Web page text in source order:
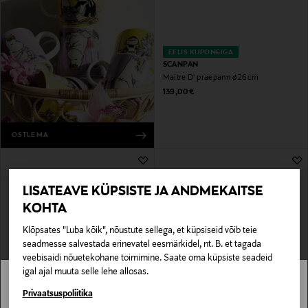
LISATEAVE KÜPSISTE JA ANDMEKAITSE
KOHTA
Klõpsates "Luba kõik", nõustute sellega, et küpsiseid võib teie
seadmesse salvestada erinevatel eesmärkidel, nt. B. et tagada
veebisaidi nõuetekohane toimimine. Saate oma küpsiste seadeid
igal ajal muuta selle lehe allosas.
Privaatsuspoliitika
OSTLEMA
EELIS KUPONGIGA
SCANPAN
Maitre D' praepann ø 26 cm
Original Price
139,00 €
JAMIE OLIVER
Stockmann pole Sinu riigis saadaval.